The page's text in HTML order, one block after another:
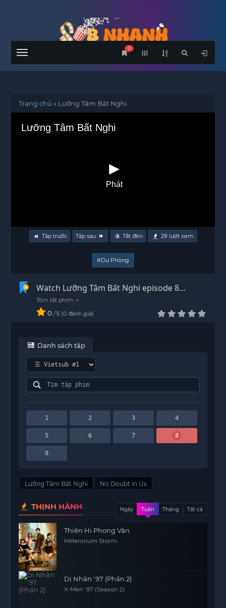
Menu
0
Trang chủ » Lưỡng Tâm Bất Nghi
Lưỡng Tâm Bất Nghi
Phát
Tập trước Tập sau Tắt đèn 29 lượt xem
#Dự Phòng
Watch Lưỡng Tâm Bất Nghi episode 8
Vietsub - HD
0 / 5 0 đánh giá
Danh sách tập
1 2 3 4
5 6 7 8
9
Lưỡng Tâm Bất Nghi No Doubt in Us
THỊNH HÀNH Ngày Tuần Tháng Tất cả
Thiên Hi Phong Vân
Millennium Storm
Dị Nhân '97 (Phần 2)
X-Men '97 (Season 2)